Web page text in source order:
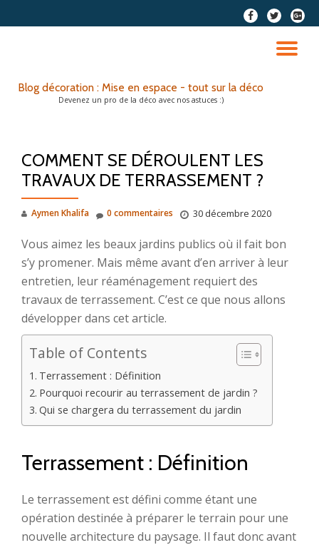
fa-
facebook
fa-
twitter
fa-
plus-
Blog décoration : Mise en espace - tout sur la déco
Devenez un pro de la déco avec nos astuces :)
COMMENT SE DÉROULENT LES
TRAVAUX DE TERRASSEMENT ?
Aymen Khalifa 30 décembre 2020
0 commentaires
Vous aimez les beaux jardins publics où il fait bon
s’y promener. Mais même avant d’en arriver à leur
entretien, leur réaménagement requiert des
travaux de terrassement. C’est ce que nous allons
développer dans cet article.
Table of Contents
Terrassement : Définition
Pourquoi recourir au terrassement de jardin ?
Qui se chargera du terrassement du jardin
Terrassement : Définition
Le terrassement est défini comme étant une
opération destinée à préparer le terrain pour une
nouvelle architecture du paysage. Il faut donc avant